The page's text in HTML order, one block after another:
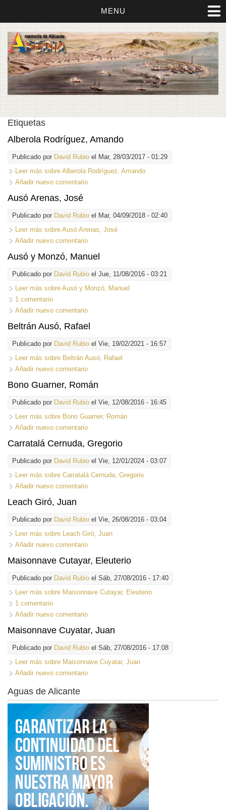
MENU
Etiquetas
Alberola Rodríguez, Amando
Publicado por David Rubio el Mar, 28/03/2017 - 01:29
Leer más sobre Alberola Rodríguez, Amando
Añadir nuevo comentario
Ausó Arenas, José
Publicado por David Rubio el Mar, 04/09/2018 - 02:40
Leer más sobre Ausó Arenas, José
Añadir nuevo comentario
Ausó y Monzó, Manuel
Publicado por David Rubio el Jue, 11/08/2016 - 03:21
Leer más sobre Ausó y Monzó, Manuel
1 comentario
Añadir nuevo comentario
Beltrán Ausó, Rafael
Publicado por David Rubio el Vie, 19/02/2021 - 16:57
Leer más sobre Beltrán Ausó, Rafael
Añadir nuevo comentario
Bono Guarner, Román
Publicado por David Rubio el Vie, 12/08/2016 - 16:45
Leer más sobre Bono Guarner, Román
Añadir nuevo comentario
Carratalá Cernuda, Gregorio
Publicado por David Rubio el Vie, 12/01/2024 - 03:07
Leer más sobre Carratalá Cernuda, Gregorio
Añadir nuevo comentario
Leach Giró, Juan
Publicado por David Rubio el Vie, 26/08/2016 - 03:04
Leer más sobre Leach Giró, Juan
Añadir nuevo comentario
Maisonnave Cutayar, Eleuterio
Publicado por David Rubio el Sáb, 27/08/2016 - 17:40
Leer más sobre Maisonnave Cutayar, Eleuterio
1 comentario
Añadir nuevo comentario
Maisonnave Cuyatar, Juan
Publicado por David Rubio el Sáb, 27/08/2016 - 17:08
Leer más sobre Maisonnave Cuyatar, Juan
Añadir nuevo comentario
Aguas de Alicante